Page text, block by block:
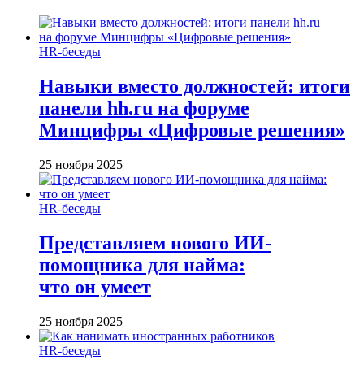
HR-беседы
Навыки вместо должностей: итоги
панели hh.ru на форуме
Минцифры «Цифровые решения»
25 ноября 2025
HR-беседы
Представляем нового ИИ-
помощника для найма:
что он умеет
25 ноября 2025
HR-беседы